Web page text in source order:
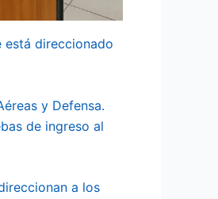
está direccionado
y Defensa.
de ingreso al
a los